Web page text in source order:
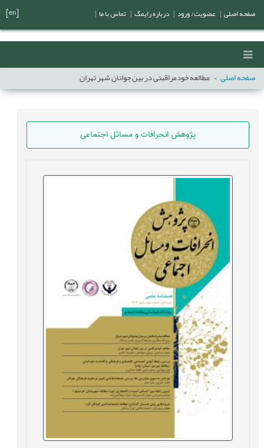
صفحه اصلی مطالعه خودمراقبتی در بین جوانان شهر تهران
پژوهش انحرافات و مسائل اجتماعی
صفحه اصلی عضویت/ ورود درباره رایمگ تماس با ما